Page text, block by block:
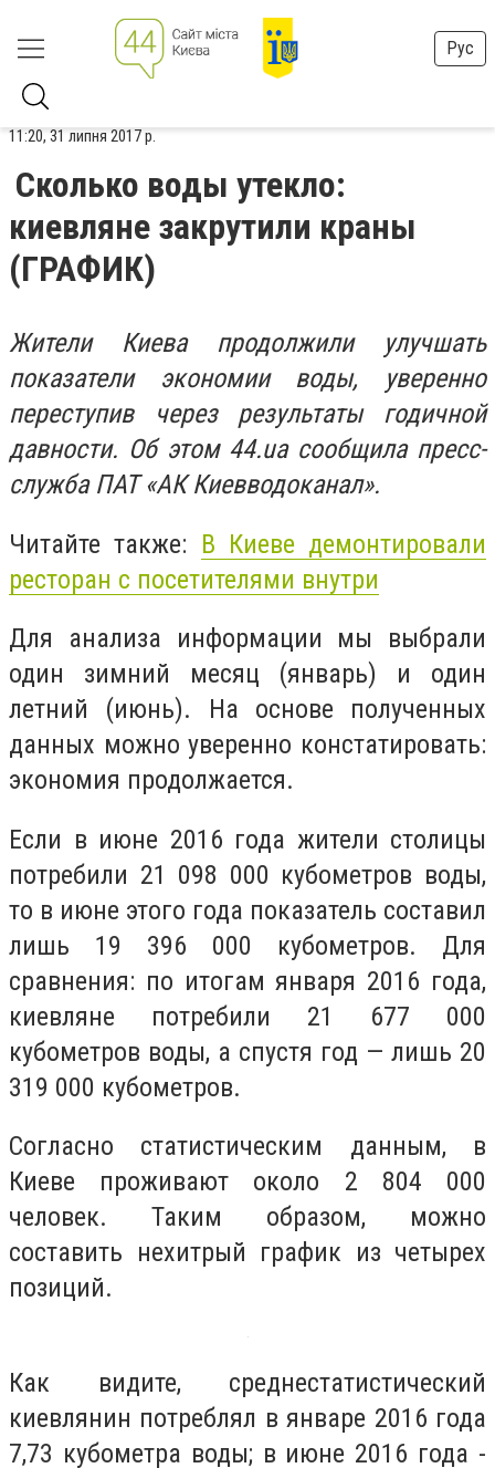
Рус
11:20, 31 липня 2017 р.
Сколько воды утекло:
киевляне закрутили краны
(ГРАФИК)
Жители Киева продолжили улучшать
показатели экономии воды, уверенно
переступив через результаты годичной
давности. Об этом 44.ua сообщила пресс-
служба ПАТ «АК Киевводоканал».
Читайте также: В Киеве демонтировали
ресторан с посетителями внутри
Для анализа информации мы выбрали
один зимний месяц (январь) и один
летний (июнь). На основе полученных
данных можно уверенно констатировать:
экономия продолжается.
Если в июне 2016 года жители столицы
потребили 21 098 000 кубометров воды,
то в июне этого года показатель составил
лишь 19 396 000 кубометров. Для
сравнения: по итогам января 2016 года,
киевляне потребили 21 677 000
кубометров воды, а спустя год — лишь 20
319 000 кубометров.
Согласно статистическим данным, в
Киеве проживают около 2 804 000
человек. Таким образом, можно
составить нехитрый график из четырех
позиций.
Как видите, среднестатистический
киевлянин потреблял в январе 2016 года
7,73 кубометра воды; в июне 2016 года -